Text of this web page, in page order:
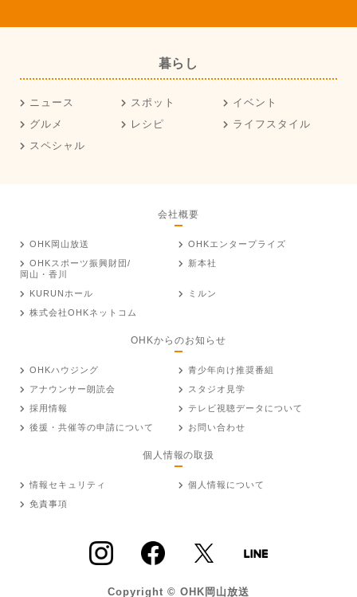
暮らし
ニュース スポット
イベント
グルメ
レシピ
ライフスタイル
スペシャル
会社概要
OHK岡山放送
OHKエンタープライズ
OHKスポーツ振興財団/
岡山・香川
新本社
KURUNホール
ミルン
株式会社OHKネットコム
OHKからのお知らせ
OHKハウジング
青少年向け推奨番組
アナウンサー朗読会
スタジオ見学
採用情報
テレビ視聴データについて
後援・共催等の申請について
お問い合わせ
個人情報の取扱
情報セキュリティ
個人情報について
免責事項
Copyright © OHK岡山放送